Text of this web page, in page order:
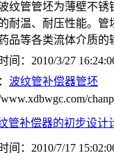
纹管管坯为薄壁不
耐温、耐压性能。
品等各类流体介质的
间：2010/3/27
波纹管补偿器管坯
管补偿器的初步设计
间：2010/7/17